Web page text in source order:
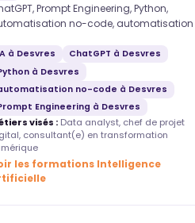
Prompt Engineering, Python,
no-code, automatisation
à Desvres
ChatGPT à Desvres
à Desvres
no-code à Desvres
Engineering à Desvres
visés : Data analyst, chef de projet
consultant(e) en transformation
les formations Intelligence